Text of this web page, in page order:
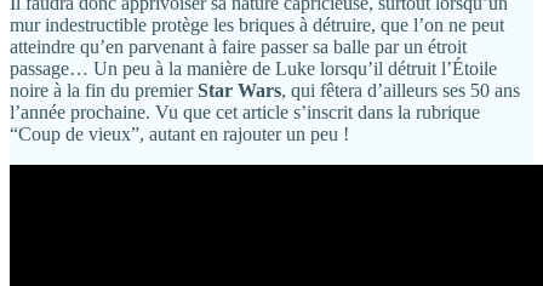
mur indestructible protège les briques à détruire, que l’on ne peut
atteindre qu’en parvenant à faire passer sa balle par un étroit
passage… Un peu à la manière de Luke lorsqu’il détruit l’Étoile
noire à la fin du premierStar Wars, qui fêtera d’ailleurs ses 50 ans
l’année prochaine. Vu que cet article s’inscrit dans la rubrique
“Coup de vieux”, autant en rajouter un peu !